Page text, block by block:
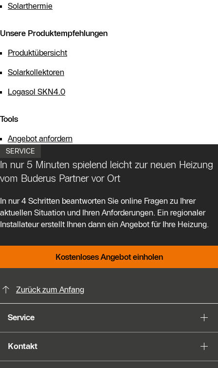
Solarthermie
Unsere Produktempfehlungen
Produktübersicht
Solarkollektoren
Logasol SKN4.0
Tools
Angebot anfordern
SERVICE
In nur 5 Minuten spielend leicht zur neuen Heizung
vom Buderus Partner vor Ort
In nur 4 Schritten beantworten Sie online Fragen zu Ihrer
aktuellen Situation und Ihren Anforderungen. Ein regionaler
Installateur erstellt Ihnen dann ein Angebot für Ihre Heizung.
Kostenloses Angebot einholen
Zurück zum Anfang
Service
Kontakt